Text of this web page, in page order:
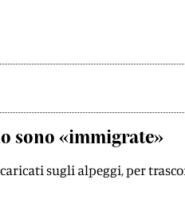
sono «immigrate»
sugli alpeggi, per